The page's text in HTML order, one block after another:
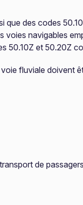
que des codes
voies navigables
50.10Z et 50.20Z
fluviale doivent
de